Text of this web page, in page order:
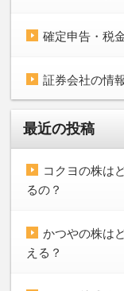
確定申告・税
証券会社の情
最近の投稿
コクヨの株は
るの？
かつやの株は
える？